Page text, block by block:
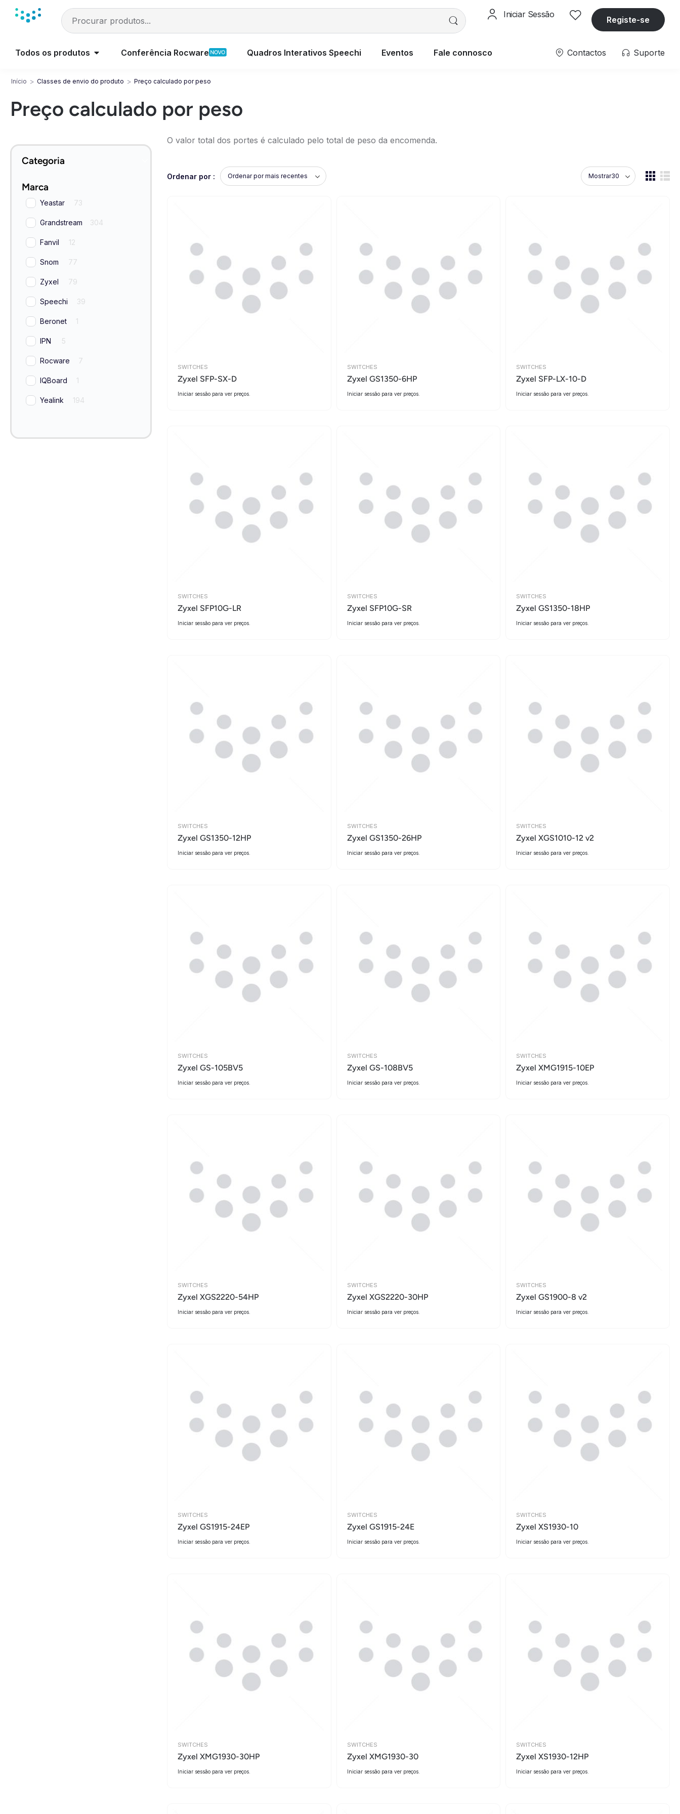
Iniciar Sessão
Registe-se
Todos os produtos Conferência Rocware Quadros Interativos Speechi Eventos Fale connosco Contactos Suporte
Início > Classes de envio do produto > Preço calculado por peso
Preço calculado por peso
Categoria
Marca
Yeastar 73
Grandstream 304
Fanvil 12
Snom 77
Zyxel 79
Speechi 39
Beronet 1
IPN 5
Rocware 7
IQBoard 1
Yealink 194
O valor total dos portes é calculado pelo total de peso da encomenda.
Ordenar por :
SWITCHES
Zyxel SFP-SX-D
Iniciar sessão para ver preços.
SWITCHES
Zyxel GS1350-6HP
Iniciar sessão para ver preços.
SWITCHES
Zyxel SFP-LX-10-D
Iniciar sessão para ver preços.
SWITCHES
Zyxel SFP10G-LR
Iniciar sessão para ver preços.
SWITCHES
Zyxel SFP10G-SR
Iniciar sessão para ver preços.
SWITCHES
Zyxel GS1350-18HP
Iniciar sessão para ver preços.
SWITCHES
Zyxel GS1350-12HP
Iniciar sessão para ver preços.
SWITCHES
Zyxel GS1350-26HP
Iniciar sessão para ver preços.
SWITCHES
Zyxel XGS1010-12 v2
Iniciar sessão para ver preços.
SWITCHES
Zyxel GS-105BV5
Iniciar sessão para ver preços.
SWITCHES
Zyxel GS-108BV5
Iniciar sessão para ver preços.
SWITCHES
Zyxel XMG1915-10EP
Iniciar sessão para ver preços.
SWITCHES
Zyxel XGS2220-54HP
Iniciar sessão para ver preços.
SWITCHES
Zyxel XGS2220-30HP
Iniciar sessão para ver preços.
SWITCHES
Zyxel GS1900-8 v2
Iniciar sessão para ver preços.
SWITCHES
Zyxel GS1915-24EP
Iniciar sessão para ver preços.
SWITCHES
Zyxel GS1915-24E
Iniciar sessão para ver preços.
SWITCHES
Zyxel XS1930-10
Iniciar sessão para ver preços.
SWITCHES
Zyxel XMG1930-30HP
Iniciar sessão para ver preços.
SWITCHES
Zyxel XMG1930-30
Iniciar sessão para ver preços.
SWITCHES
Zyxel XS1930-12HP
Iniciar sessão para ver preços.